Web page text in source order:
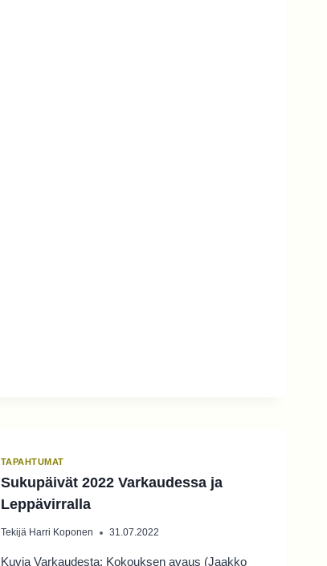
TAPAHTUMAT
Sukupäivät 2022 Varkaudessa ja
Leppävirralla
Tekijä Harri Koponen 31.07.2022
Kuvia Varkaudesta: Kokouksen avaus (Jaakko